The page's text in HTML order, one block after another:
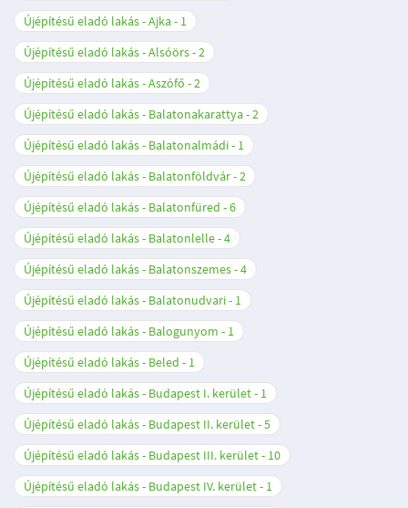
Újépítésű eladó lakás - Ajka
1
Újépítésű eladó lakás - Alsóörs 2
Újépítésű eladó lakás - Aszófő
2
Újépítésű eladó lakás - Balatonakarattya 2
Újépítésű eladó lakás - Balatonalmádi
1
Újépítésű eladó lakás - Balatonföldvár 2
Újépítésű eladó lakás - Balatonfüred
6
Újépítésű eladó lakás - Balatonlelle 4
Újépítésű eladó lakás - Balatonszemes 4
Újépítésű eladó lakás - Balatonudvari
1
Újépítésű eladó lakás - Balogunyom
1
Újépítésű eladó lakás - Beled
1
Újépítésű eladó lakás - Budapest I. kerület
1
Újépítésű eladó lakás - Budapest II. kerület 5
Újépítésű eladó lakás - Budapest III. kerület
10
Újépítésű eladó lakás - Budapest IV. kerület
1